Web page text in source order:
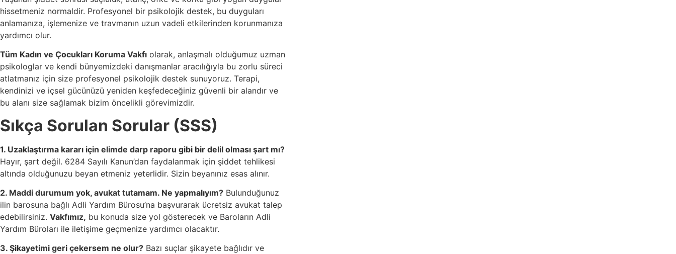
hissetmeniz normaldir. Profesyonel bir psikolojik destek, bu duyguları
anlamanıza, işlemenize ve travmanın uzun vadeli etkilerinden korunmanıza
yardımcı olur.
Tüm Kadın ve Çocukları Koruma Vakfı olarak, anlaşmalı olduğumuz uzman
psikologlar ve kendi bünyemizdeki danışmanlar aracılığıyla bu zorlu süreci
atlatmanız için size profesyonel psikolojik destek sunuyoruz. Terapi,
kendinizi ve içsel gücünüzü yeniden keşfedeceğiniz güvenli bir alandır ve
bu alanı size sağlamak bizim öncelikli görevimizdir.
Sıkça Sorulan Sorular (SSS)
1. Uzaklaştırma kararı için elimde darp raporu gibi bir delil olması şart mı?
Hayır, şart değil. 6284 Sayılı Kanun’dan faydalanmak için şiddet tehlikesi
altında olduğunuzu beyan etmeniz yeterlidir. Sizin beyanınız esas alınır.
2. Maddi durumum yok, avukat tutamam. Ne yapmalıyım? Bulunduğunuz
ilin barosuna bağlı Adli Yardım Bürosu’na başvurarak ücretsiz avukat talep
edebilirsiniz. Vakfımız, bu konuda size yol gösterecek ve Baroların Adli
Yardım Büroları ile iletişime geçmenize yardımcı olacaktır.
3. Şikayetimi geri çekersem ne olur? Bazı suçlar şikayete bağlıdır ve